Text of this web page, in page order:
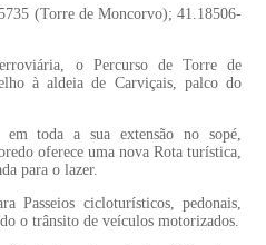
(Torre de Moncorvo); 41.18506-
o Percurso de Torre de
à aldeia de Carviçais, palco do
toda a sua extensão no sopé,
oferece uma nova Rota turística,
para o lazer.
Passeios cicloturísticos, pedonais,
o trânsito de veículos motorizados.